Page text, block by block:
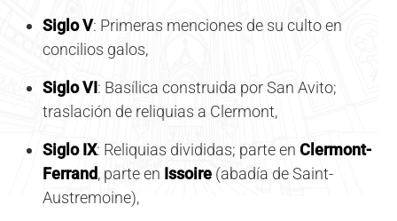
Siglo V: Primeras menciones de su culto en
concilios galos,
Siglo VI: Basílica construida por San Avito;
traslación de reliquias a Clermont,
Siglo IX: Reliquias divididas; parte en Clermont-
Ferrand, parte en Issoire (abadía de Saint-
Austremoine),